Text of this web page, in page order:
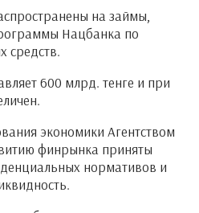
на займы,
Нацбанка по
средств.
600 млрд. тенге и при
экономики Агентством
финрынка приняты
нормативов и